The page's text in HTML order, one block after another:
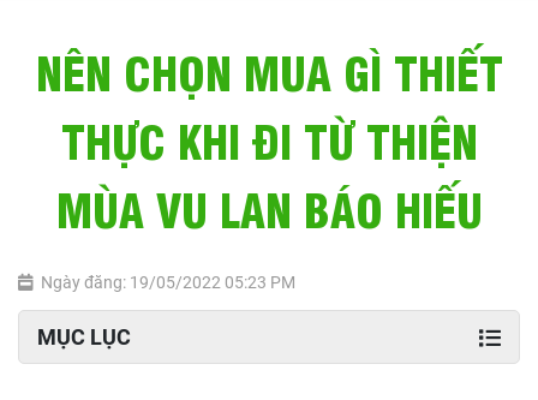
NÊN CHỌN MUA GÌ THIẾT
THỰC KHI ĐI TỪ THIỆN
MÙA VU LAN BÁO HIẾU
Ngày đăng: 19/05/2022 05:23 PM
MỤC LỤC